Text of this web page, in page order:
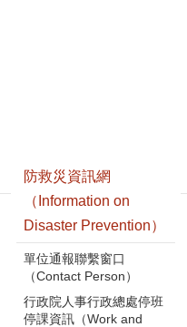
防救災資訊網
（Information on
Disaster Prevention）
單位通報聯繫窗口
（Contact Person）
行政院人事行政總處停班
停課資訊（Work and